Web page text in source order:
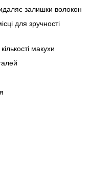
залишки волокон
для зручності
макухи